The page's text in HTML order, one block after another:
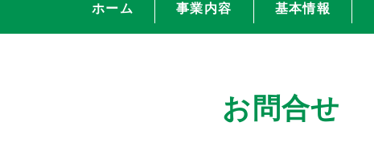
ホーム 事業内容 基本情報
お問合せ